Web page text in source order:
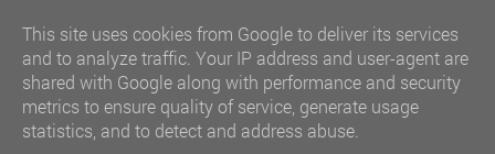
This site uses cookies from Google to deliver its services
and to analyze traffic. Your IP address and user-agent are
shared with Google along with performance and security
metrics to ensure quality of service, generate usage
statistics, and to detect and address abuse.